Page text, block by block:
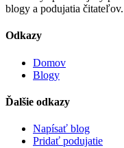
blogy a podujatia čitateľov.
Odkazy
Domov
Blogy
Ďalšie odkazy
Napísať blog
Pridať podujatie